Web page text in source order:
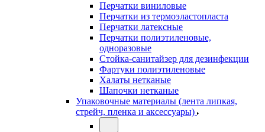
Перчатки виниловые
Перчатки из термоэластопласта
Перчатки латексные
Перчатки полиэтиленовые,
одноразовые
Стойка-санитайзер для дезинфекции
Фартуки полиэтиленовые
Халаты нетканые
Шапочки нетканые
Упаковочные материалы (лента липкая,
стрейч, пленка и аксессуары)